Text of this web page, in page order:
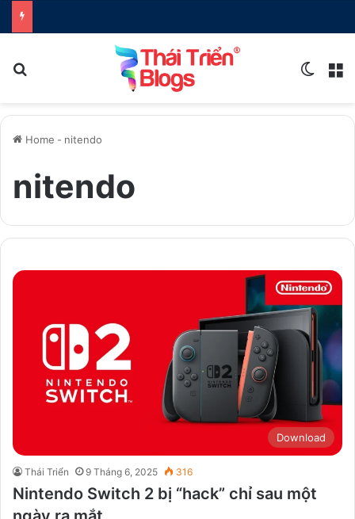
Home - nitendo
nitendo
Download
Thái Triển 9 Tháng 6, 2025 316
Nintendo Switch 2 bị “hack” chỉ sau một